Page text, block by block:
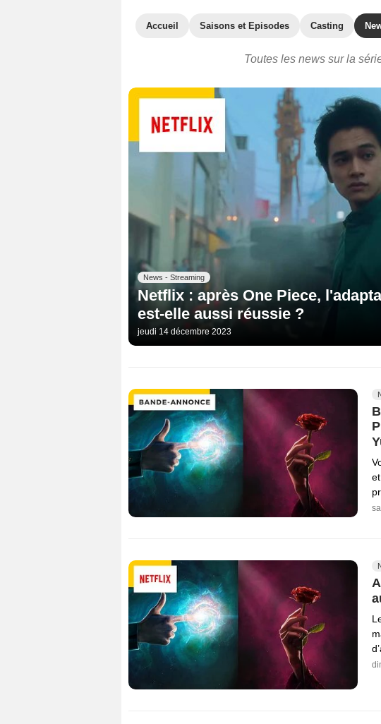
Accueil Saisons et Episodes Casting
Toutes les news sur la
News - Streaming
Netflix : après One Piece,
est-elle aussi réussie ?
jeudi 14 décembre 2023